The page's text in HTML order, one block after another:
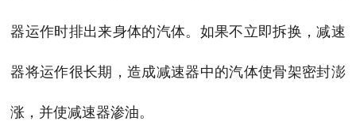
器运作时排出来身体的汽体。如果不立即拆换，减速
器将运作很长期，造成减速器中的汽体使骨架密封澎
涨，并使减速器渗油。